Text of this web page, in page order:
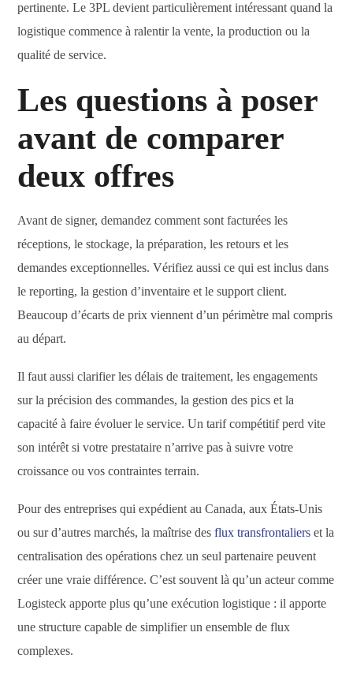
pertinente. Le 3PL devient particulièrement intéressant quand la
logistique commence à ralentir la vente, la production ou la
qualité de service.
Les questions à poser
avant de comparer
deux offres
Avant de signer, demandez comment sont facturées les
réceptions, le stockage, la préparation, les retours et les
demandes exceptionnelles. Vérifiez aussi ce qui est inclus dans
le reporting, la gestion d’inventaire et le support client.
Beaucoup d’écarts de prix viennent d’un périmètre mal compris
au départ.
Il faut aussi clarifier les délais de traitement, les engagements
sur la précision des commandes, la gestion des pics et la
capacité à faire évoluer le service. Un tarif compétitif perd vite
son intérêt si votre prestataire n’arrive pas à suivre votre
croissance ou vos contraintes terrain.
Pour des entreprises qui expédient au Canada, aux États-Unis
ou sur d’autres marchés, la maîtrise desflux transfrontaliers et la
centralisation des opérations chez un seul partenaire peuvent
créer une vraie différence. C’est souvent là qu’un acteur comme
Logisteck apporte plus qu’une exécution logistique : il apporte
une structure capable de simplifier un ensemble de flux
complexes.